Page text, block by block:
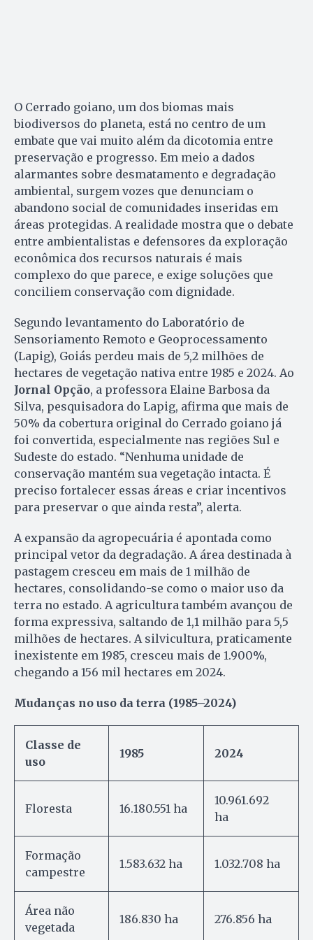
O Cerrado goiano, um dos biomas mais
biodiversos do planeta, está no centro de um
embate que vai muito além da dicotomia entre
preservação e progresso. Em meio a dados
alarmantes sobre desmatamento e degradação
ambiental, surgem vozes que denunciam o
abandono social de comunidades inseridas em
áreas protegidas. A realidade mostra que o debate
entre ambientalistas e defensores da exploração
econômica dos recursos naturais é mais
complexo do que parece, e exige soluções que
conciliem conservação com dignidade.
Segundo levantamento do Laboratório de
Sensoriamento Remoto e Geoprocessamento
(Lapig), Goiás perdeu mais de 5,2 milhões de
hectares de vegetação nativa entre 1985 e 2024. Ao
Jornal Opção, a professora Elaine Barbosa da
Silva, pesquisadora do Lapig, afirma que mais de
50% da cobertura original do Cerrado goiano já
foi convertida, especialmente nas regiões Sul e
Sudeste do estado. “Nenhuma unidade de
conservação mantém sua vegetação intacta. É
preciso fortalecer essas áreas e criar incentivos
para preservar o que ainda resta”, alerta.
A expansão da agropecuária é apontada como
principal vetor da degradação. A área destinada à
pastagem cresceu em mais de 1 milhão de
hectares, consolidando-se como o maior uso da
terra no estado. A agricultura também avançou de
forma expressiva, saltando de 1,1 milhão para 5,5
milhões de hectares. A silvicultura, praticamente
inexistente em 1985, cresceu mais de 1.900%,
chegando a 156 mil hectares em 2024.
Mudanças no uso da terra (1985–2024)
Classe de
uso
1985 2024
Floresta 16.180.551 ha
10.961.692
ha
Formação
campestre
1.583.632 ha 1.032.708 ha
Área não
vegetada
186.830 ha 276.856 ha